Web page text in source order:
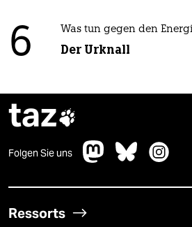
6 Was tun gegen den
Der Urknall
taz
Folgen Sie uns
Ressorts